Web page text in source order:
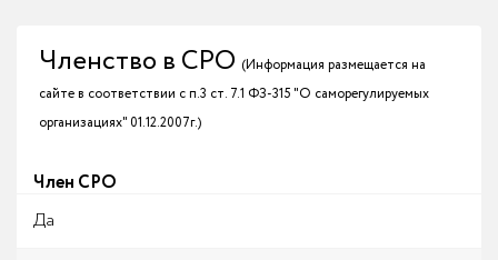
Членство в СРО (Информация размещается на
сайте в соответствии с п.3 ст. 7.1 ФЗ-315 "О саморегулируемых
организациях" 01.12.2007г.)
Член СРО
Да